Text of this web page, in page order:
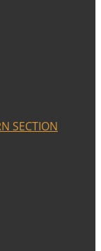
SECTION